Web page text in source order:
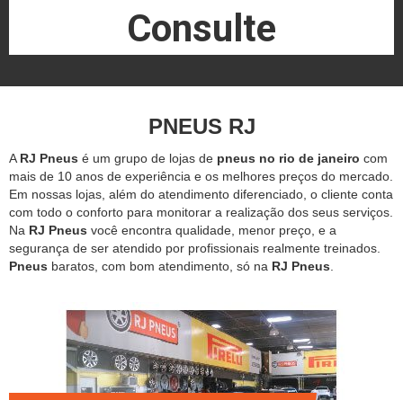
Consulte
PNEUS RJ
A RJ Pneus é um grupo de lojas de pneus no rio de janeiro com
mais de 10 anos de experiência e os melhores preços do mercado.
Em nossas lojas, além do atendimento diferenciado, o cliente conta
com todo o conforto para monitorar a realização dos seus serviços.
Na RJ Pneus você encontra qualidade, menor preço, e a
segurança de ser atendido por profissionais realmente treinados.
Pneus baratos, com bom atendimento, só na RJ Pneus